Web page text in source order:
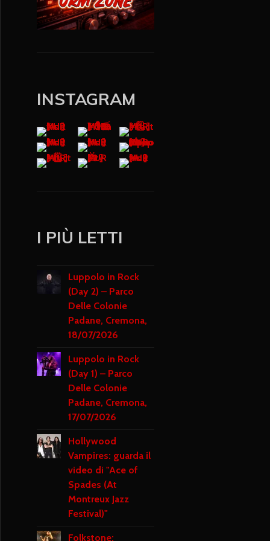
INSTAGRAM
I PIÙ LETTI
Luppolo in Rock
(Day 2) – Parco
Delle Colonie
Padane, Cremona,
18/07/2026
Luppolo in Rock
(Day 1) – Parco
Delle Colonie
Padane, Cremona,
17/07/2026
Hollywood
Vampires: guarda il
video di "Ace of
Spades (At
Montreux Jazz
Festival)"
Folkstone: